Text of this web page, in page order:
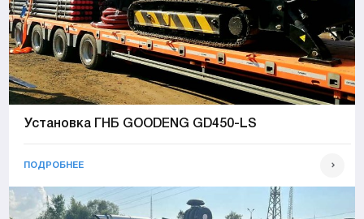
Установка ГНБ GOODENG GD450-LS
ПОДРОБНЕЕ